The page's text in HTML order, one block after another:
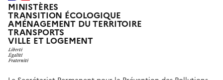
MINISTÈRES
TRANSITION ÉCOLOGIQUE
AMÉNAGEMENT DU TERRITOIRE
TRANSPORTS
VILLE ET LOGEMENT